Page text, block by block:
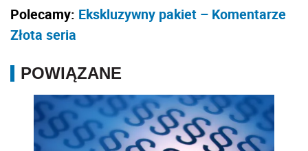
Polecamy: Ekskluzywny pakiet – Komentarze
Złota seria
POWIĄZANE